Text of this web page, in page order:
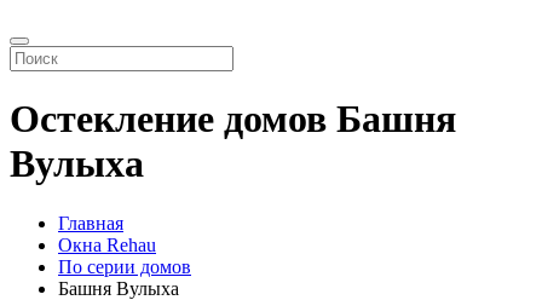
Остекление домов Башня
Вулыха
Главная
Окна Rehau
По серии домов
Башня Вулыха